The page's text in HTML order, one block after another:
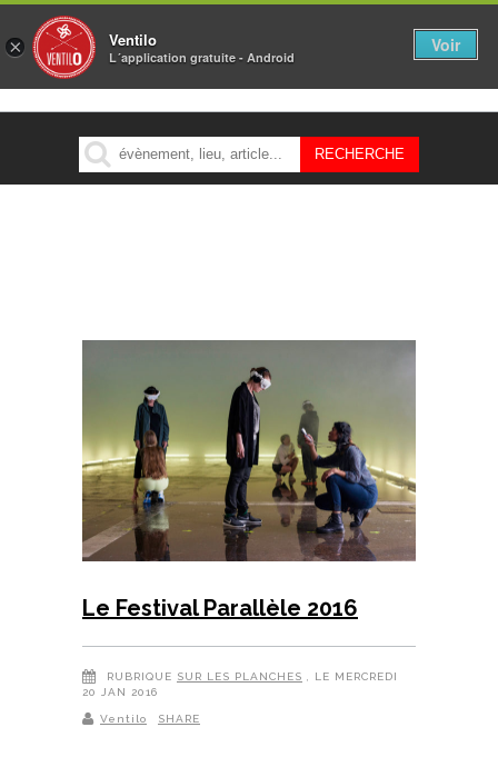
MENU
Le Festival Parallèle 2016
RUBRIQUE SUR LES PLANCHES
, LE MERCREDI
20 JAN 2016
Ventilo SHARE
× Ventilo
L´application gratuite - Android
Voir